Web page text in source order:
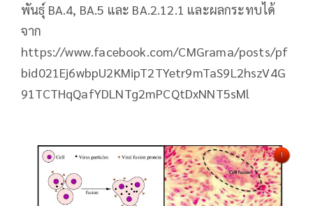
พันธุ์ BA.4, BA.5 และ BA.2.12.1 และผลกระทบได้
จาก
https://www.facebook.com/CMGrama/posts/pf
bid021Ej6wbpU2KMipT2TYetr9mTaS9L2hszV4G
91TCTHqQafYDLNTg2mPCQtDxNNT5sMl